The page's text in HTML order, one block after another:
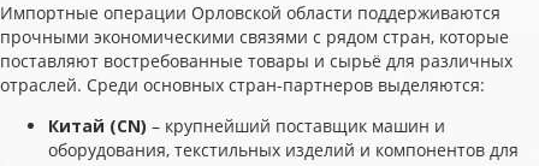
Импортные операции Орловской области поддерживаются
прочными экономическими связями с рядом стран, которые
поставляют востребованные товары и сырьё для различных
отраслей. Среди основных стран-партнеров выделяются:
Китай (CN) – крупнейший поставщик машин и
оборудования, текстильных изделий и компонентов для